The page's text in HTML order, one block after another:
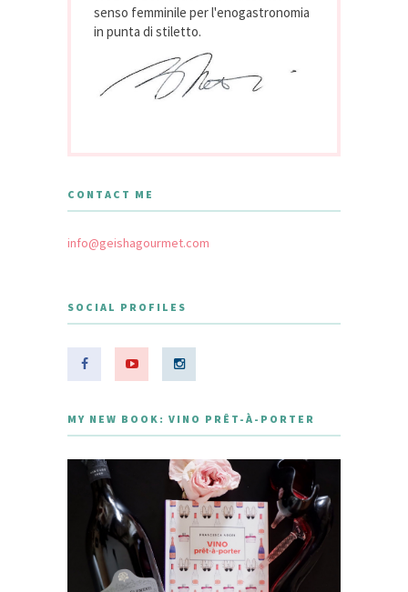
senso femminile per l'enogastronomia
in punta di stiletto.
CONTACT ME
info@geishagourmet.com
SOCIAL PROFILES
MY NEW BOOK: VINO PRÊT-À-PORTER